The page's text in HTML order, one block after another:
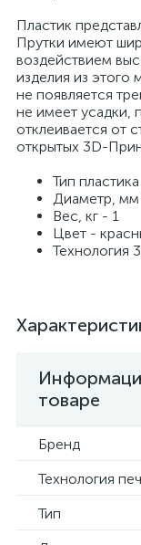
Пластик
Прутки имеют
воздействием
изделия из этого
не появляется
не имеет усадки,
отклеивается от
открытых 3D-
Тип
Диаметр, мм
Вес, кг - 1
Цвет -
Технология
товаре
Бренд
Технология
Тип